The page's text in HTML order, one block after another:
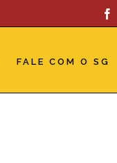
FALE COM O SG